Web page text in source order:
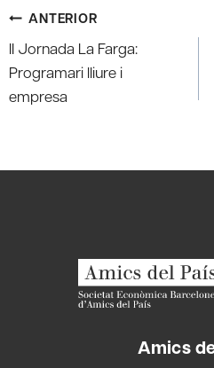
Navegación
de
entradas
ANTERIOR
II Jornada La Farga:
Programari lliure i
empresa
Amics